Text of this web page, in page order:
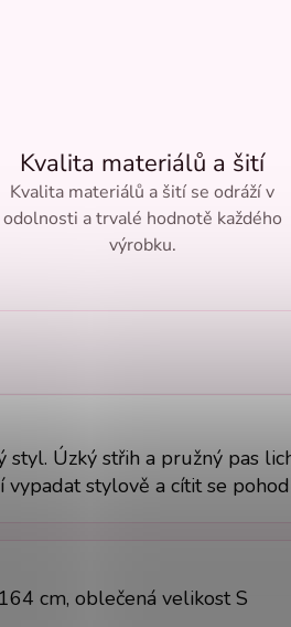
Kvalita materiálů a šití
Kvalita materiálů a šití se odráží v
odolnosti a trvalé hodnotě každého
výrobku.
Úzký střih a pružný pas
stylově a cítit se
cm, oblečená velikost S